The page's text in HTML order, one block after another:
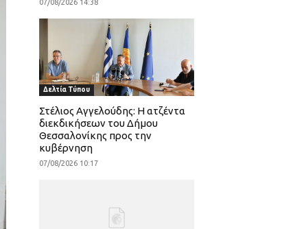
07/08/2026 14:38
Δελτία Τύπου
Στέλιος Αγγελούδης: Η ατζέντα
διεκδικήσεων του Δήμου
Θεσσαλονίκης προς την
κυβέρνηση
07/08/2026 10:17